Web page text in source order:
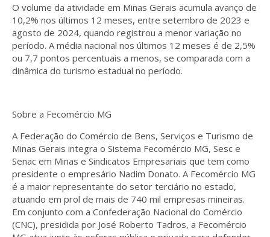
O volume da atividade em Minas Gerais acumula avanço de
10,2% nos últimos 12 meses, entre setembro de 2023 e
agosto de 2024, quando registrou a menor variação no
período. A média nacional nos últimos 12 meses é de 2,5%
ou 7,7 pontos percentuais a menos, se comparada com a
dinâmica do turismo estadual no período.
Sobre a Fecomércio MG
A Federação do Comércio de Bens, Serviços e Turismo de
Minas Gerais integra o Sistema Fecomércio MG, Sesc e
Senac em Minas e Sindicatos Empresariais que tem como
presidente o empresário Nadim Donato. A Fecomércio MG
é a maior representante do setor terciário no estado,
atuando em prol de mais de 740 mil empresas mineiras.
Em conjunto com a Confederação Nacional do Comércio
(CNC), presidida por José Roberto Tadros, a Fecomércio